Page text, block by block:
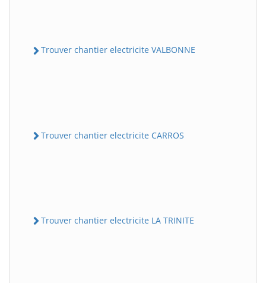
Trouver chantier electricite VALBONNE
Trouver chantier electricite CARROS
Trouver chantier electricite LA TRINITE